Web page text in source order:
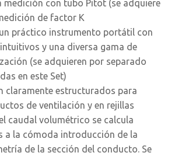
medición con tubo Pitot (se adquiere
de factor K
un práctico instrumento portátil con
y una diversa gama de
(se adquieren por separado
en este Set)
claramente estructurados para
de ventilación y en rejillas
caudal volumétrico se calcula
a la cómoda introducción de la
de la sección del conducto. Se